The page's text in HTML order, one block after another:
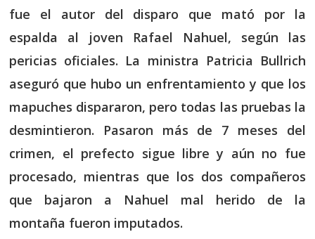
fue el autor del disparo que mató por la
espalda al joven Rafael Nahuel, según las
pericias oficiales. La ministra Patricia Bullrich
aseguró que hubo un enfrentamiento y que los
mapuches dispararon, pero todas las pruebas la
desmintieron. Pasaron más de 7 meses del
crimen, el prefecto sigue libre y aún no fue
procesado, mientras que los dos compañeros
que bajaron a Nahuel mal herido de la
montaña fueron imputados.